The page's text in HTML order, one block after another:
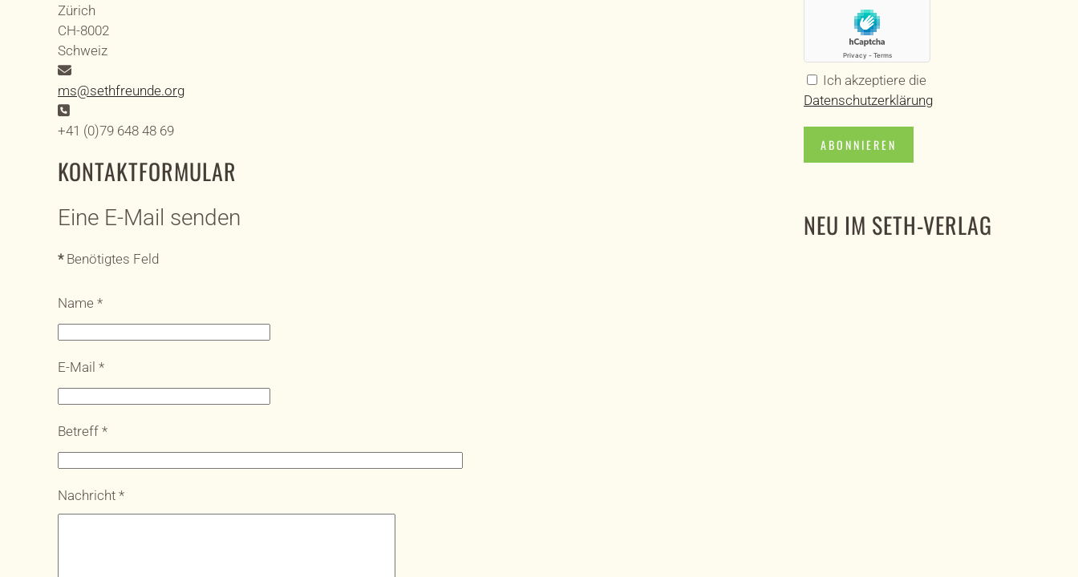
Zürich
CH-8002
Schweiz
E-Mail:
ms@sethfreunde.org
Telefon:
+41 (0)79 648 48 69
KONTAKTFORMULAR
Eine E-Mail senden
*Benötigtes Feld
Name *
E-Mail *
Betreff *
Nachricht *
Ich akzeptiere die
Datenschutzerklärung
ABONNIEREN
NEU IM SETH-VERLAG